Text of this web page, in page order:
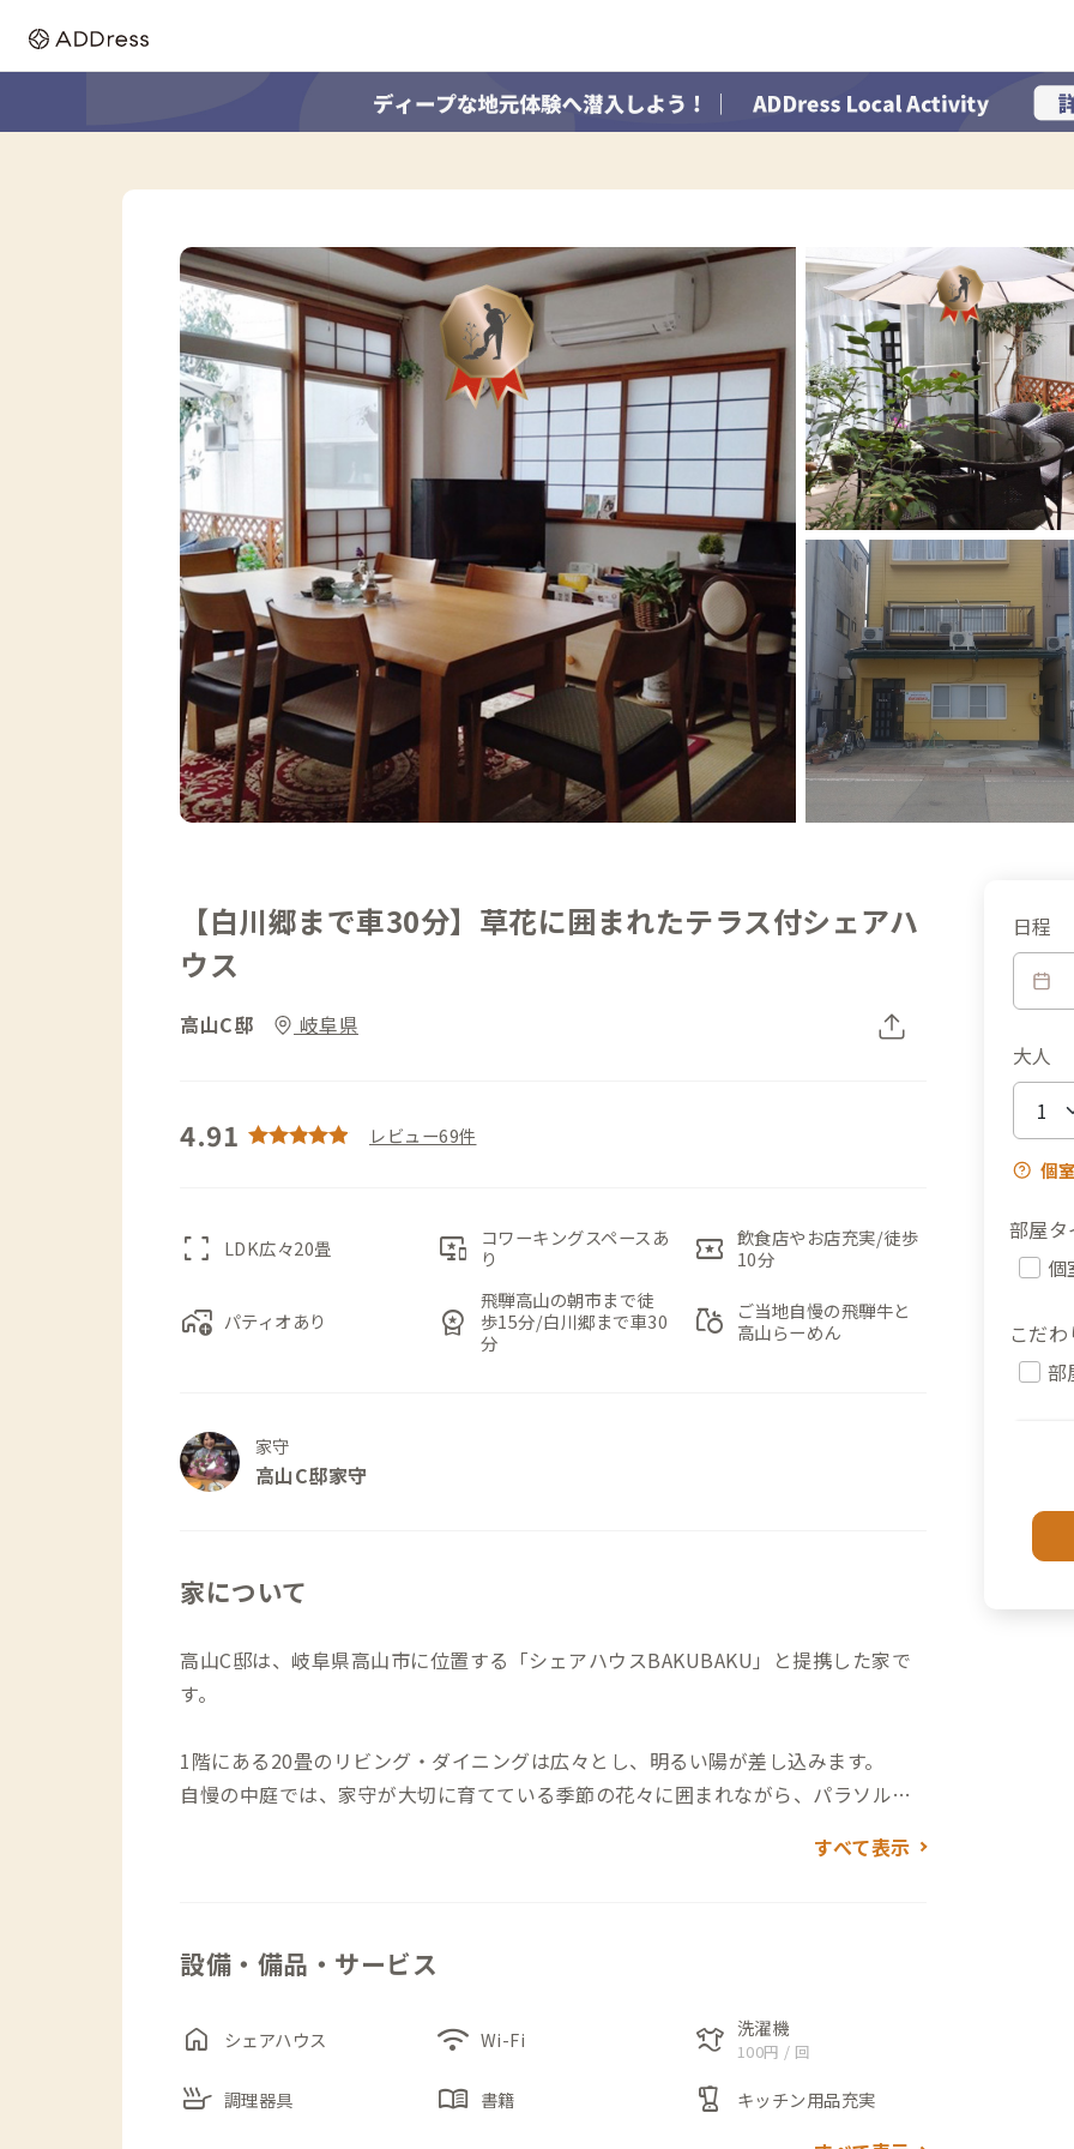
【白川郷まで車30分】草花に囲まれたテラス付シェアハ
ウス
高山C邸 岐阜県
4.91 レビュー69件
fullscreen LDK広々20畳 important_devices
コワーキングスペースあ
り
local_activity 飲食店やお店充実/徒歩
10分
add_home_work パティオあり workspace_premium
飛騨高山の朝市まで徒
歩15分/白川郷まで車30
分
grocery
ご当地自慢の飛騨牛と
高山らーめん
家守
高山C邸家守
家について
高山C邸は、岐阜県高山市に位置する「シェアハウスBAKUBAKU」と提携した家で
す。
1階にある20畳のリビング・ダイニングは広々とし、明るい陽が差し込みます。
自慢の中庭では、家守が大切に育てている季節の花々に囲まれながら、パラソルの
3階の個室にはそれぞれテレビが備え付けられているため、仕事の休憩でテレビを見
もおすすめです。
シェアハウスでは、イベントを開催しています。
月2回開催の子ども食堂や週1回開催されているみんなのカフェでは、地域住民が集
まる機会となっています。
すべて表示
設備・備品・サービス
home シェアハウス wifi Wi-Fi laundry 洗濯機
100円 / 回
skillet 調理器具 menu_book 書籍 blender キッチン用品充実
日程
大人
個
部屋タ
個
こだ
部